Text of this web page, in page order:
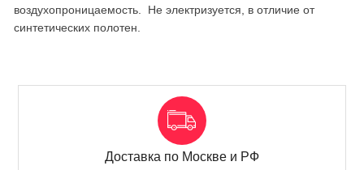
воздухопроницаемость. Не электризуется, в отличие от
синтетических полотен.
Доставка по Москве и РФ